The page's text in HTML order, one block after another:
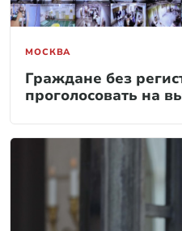
МОСКВА
Граждане без
проголосовать на